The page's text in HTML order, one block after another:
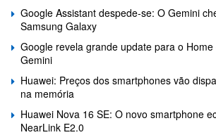
Google Assistant despede-se: O Gemini
Samsung Galaxy
Google revela grande update para o
Gemini
Huawei: Preços dos smartphones vão
na memória
Huawei Nova 16 SE: O novo smartphone
NearLink E2.0